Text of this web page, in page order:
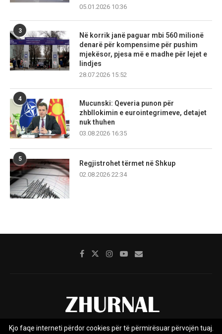
05.01.2026 10:36
3
Në korrik janë paguar mbi 560 milionë
denarë për kompensime për pushim
mjekësor, pjesa më e madhe për lejet e
lindjes
28.07.2026 15:52
4
Mucunski: Qeveria punon për
zhbllokimin e eurointegrimeve, detajet
nuk thuhen
03.08.2026 16:35
5
Regjistrohet tërmet në Shkup
02.08.2026 22:34
Kjo faqe interneti përdor cookies për të përmirësuar përvojën tuaj.